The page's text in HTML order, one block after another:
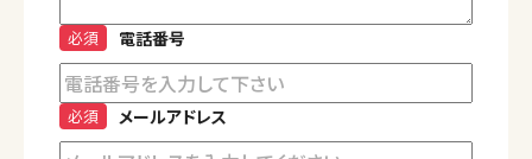
電話番号
必須
メールアドレス
必須